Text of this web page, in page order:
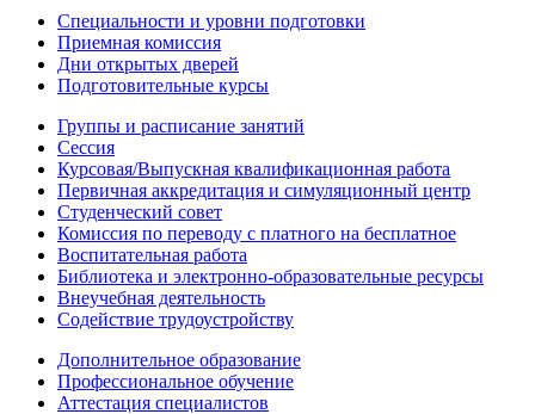
Специальности и уровни подготовки
Приемная комиссия
Дни открытых дверей
Подготовительные курсы
Группы и расписание занятий
Сессия
Курсовая/Выпускная квалификационная работа
Первичная аккредитация и симуляционный центр
Студенческий совет
Комиссия по переводу с платного на бесплатное
Воспитательная работа
Библиотека и электронно-образовательные ресурсы
Внеучебная деятельность
Содействие трудоустройству
Дополнительное образование
Профессиональное обучение
Аттестация специалистов